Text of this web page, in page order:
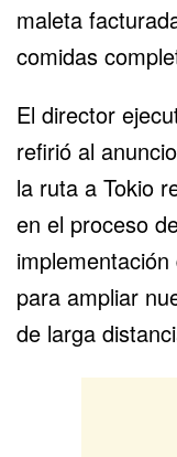
maleta
comidas
El director
refirió al
la ruta a Tokio
en el proceso
para ampliar
de larga